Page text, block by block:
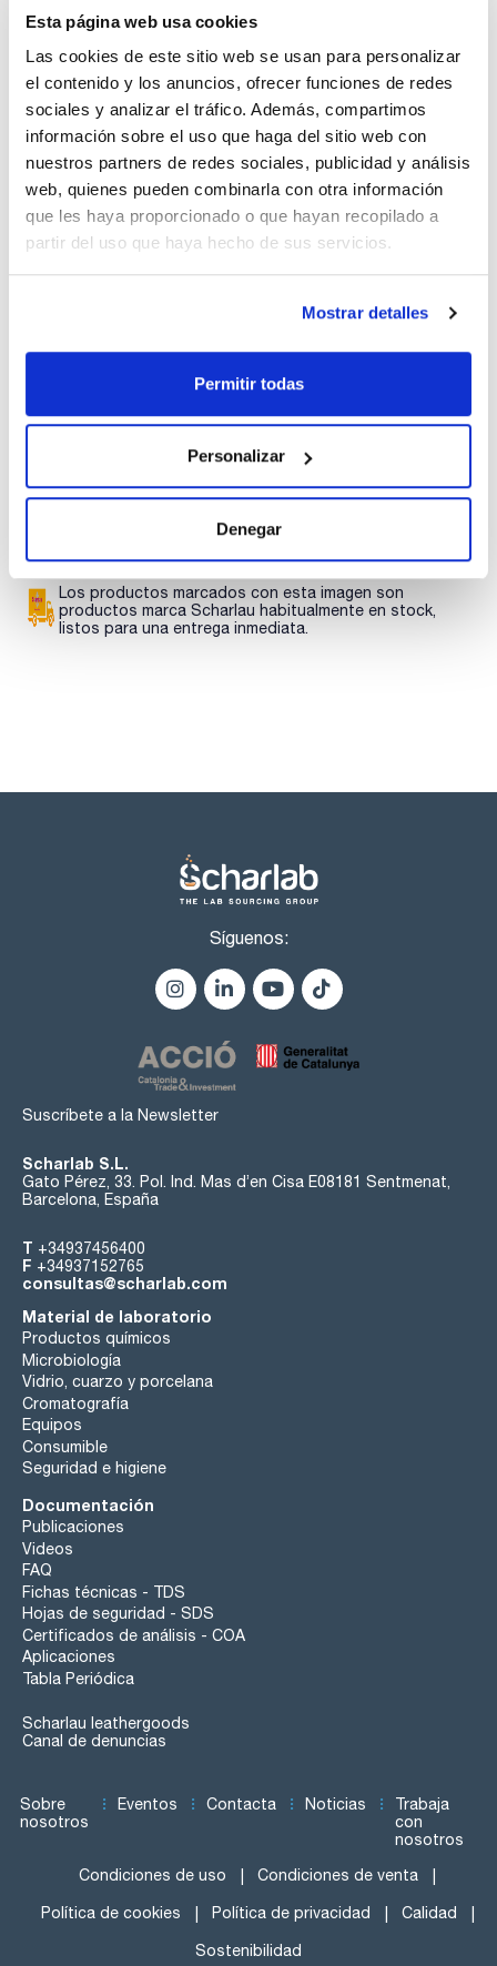
Esta página web usa cookies
Las cookies de este sitio web se usan para personalizar
el contenido y los anuncios, ofrecer funciones de redes
sociales y analizar el tráfico. Además, compartimos
información sobre el uso que haga del sitio web con
nuestros partners de redes sociales, publicidad y análisis
web, quienes pueden combinarla con otra información
que les haya proporcionado o que hayan recopilado a
partir del uso que haya hecho de sus servicios.
Mostrar detalles
Permitir todas
Personalizar
Denegar
Imprimir ficha de
Características
Diámetro (mm) : 150
Retención típica (µm) : 14-22
Plano/Plegado : Plegado
Pack (u.) : 100
Papeles de filtro para análisis de rutina. Celulosa de alta
Ver más
Documentación técnica
descargas
Los productos marcados con esta imagen son
productos marca Scharlau habitualmente en stock,
listos para una entrega inmediata.
Síguenos:
Suscríbete a la Newsletter
Scharlab S.L.
Gato Pérez, 33. Pol. Ind. Mas d’en Cisa E08181 Sentmenat,
Barcelona, España
T +34937456400
F +34937152765
consultas@scharlab.com
Material de laboratorio
Productos químicos
Microbiología
Vidrio, cuarzo y porcelana
Cromatografía
Equipos
Consumible
Seguridad e higiene
Documentación
Publicaciones
Videos
FAQ
Fichas técnicas - TDS
Hojas de seguridad - SDS
Certificados de análisis - COA
Aplicaciones
Tabla Periódica
Scharlau leathergoods
Canal de denuncias
Sobre
nosotros
Eventos Contacta Noticias
Trabaja
con
nosotros
Condiciones de uso Condiciones de venta
Política de cookies Política de privacidad Calidad
Sostenibilidad